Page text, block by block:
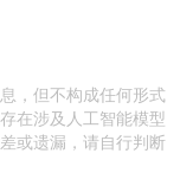
，但不构成任何形式
在涉及人工智能模型
或遗漏，请自行判断